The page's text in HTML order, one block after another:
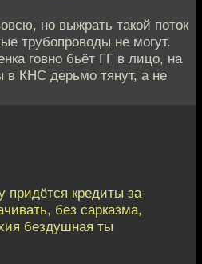
но выжрать такой поток
трубопроводы не могут.
говно бьёт ГГ в лицо, на
в КНС дерьмо тянут, а не
придётся кредиты за
без сарказма,
бездушная ты